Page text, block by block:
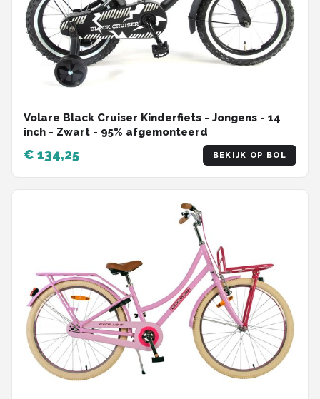
Volare Black Cruiser Kinderfiets - Jongens - 14
inch - Zwart - 95% afgemonteerd
€ 134,25 BEKIJK OP BOL